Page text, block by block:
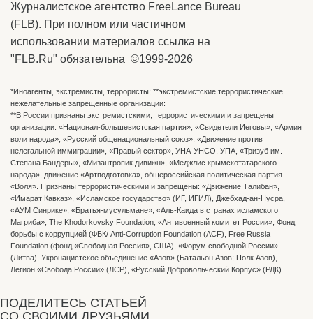
Журналистское агентство FreeLance Bureau
(FLB). При полном или частичном
использовании материалов ссылка на
"FLB.Ru" обязательна ©1999-2026
*Иноагенты, экстремисты, террористы; **экстремистские террористические
нежелательные запрещённые организации:
**В России признаны экстремистскими, террористическими и запрещены
организации: «Национал-большевистская партия», «Свидетели Иеговы», «Армия
воли народа», «Русский общенациональный союз», «Движение против
нелегальной иммиграции», «Правый сектор», УНА-УНСО, УПА, «Тризуб им.
Степана Бандеры», «Мизантропик дивижн», «Меджлис крымскотатарского
народа», движение «Артподготовка», общероссийская политическая партия
«Воля». Признаны террористическими и запрещены: «Движение Талибан»,
«Имарат Кавказ», «Исламское государство» (ИГ, ИГИЛ), Джебхад-ан-Нусра,
«АУМ Синрике», «Братья-мусульмане», «Аль-Каида в странах исламского
Магриба», The Khodorkovsky Foundation, «Антивоенный комитет России», Фонд
борьбы с коррупцией (ФБК/ Anti-Corruption Foundation (ACF), Free Russia
Foundation (фонд «Свободная Россия», США), «Форум свободной России»
(Литва), Укронацистское объединение «Aзов» (Батальон Азов; Полк Азов),
Легион «Свобода России» (ЛСР), «Русский Добровольческий Корпус» (РДК)
ПОДЕЛИТЕСЬ СТАТЬЕЙ